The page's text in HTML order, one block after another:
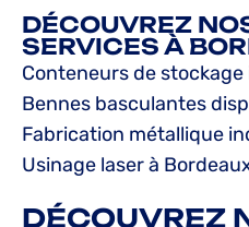
DÉCOUVREZ
SERVICES À
Conteneurs de
Bennes basculantes
Fabrication métallique
Usinage laser à
DÉCOUVREZ